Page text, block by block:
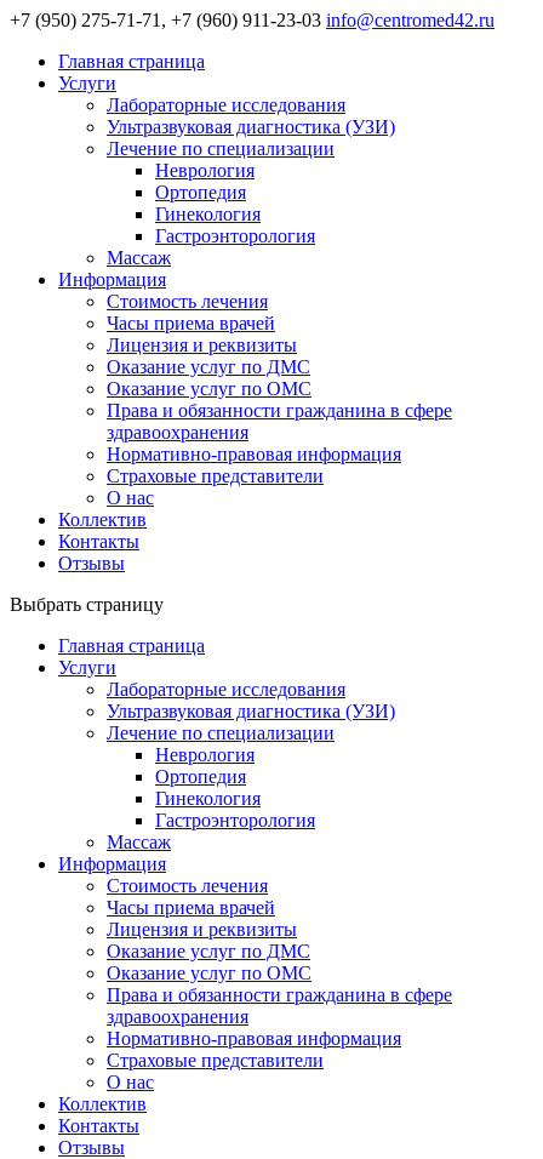
+7 (950) 275-71-71, +7 (960) 911-23-03 info@centromed42.ru
Главная страница
Услуги
Лабораторные исследования
Ультразвуковая диагностика (УЗИ)
Лечение по специализации
Неврология
Ортопедия
Гинекология
Гастроэнторология
Массаж
Информация
Стоимость лечения
Часы приема врачей
Лицензия и реквизиты
Оказание услуг по ДМС
Оказание услуг по ОМС
Права и обязанности гражданина в сфере
здравоохранения
Нормативно-правовая информация
Страховые представители
О нас
Коллектив
Контакты
Отзывы
Выбрать страницу
Главная страница
Услуги
Лабораторные исследования
Ультразвуковая диагностика (УЗИ)
Лечение по специализации
Неврология
Ортопедия
Гинекология
Гастроэнторология
Массаж
Информация
Стоимость лечения
Часы приема врачей
Лицензия и реквизиты
Оказание услуг по ДМС
Оказание услуг по ОМС
Права и обязанности гражданина в сфере
здравоохранения
Нормативно-правовая информация
Страховые представители
О нас
Коллектив
Контакты
Отзывы